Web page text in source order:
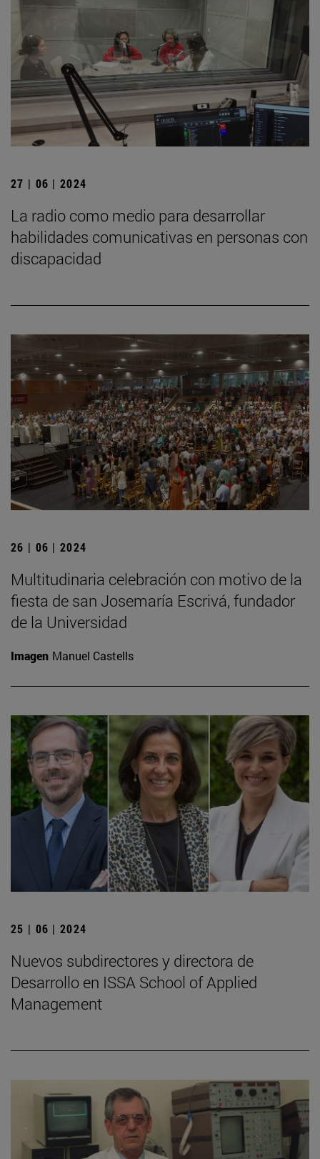
27 | 06 | 2024
La radio como medio para desarrollar
habilidades comunicativas en personas con
discapacidad
26 | 06 | 2024
Multitudinaria celebración con motivo de la
fiesta de san Josemaría Escrivá, fundador
de la Universidad
Imagen Manuel Castells
25 | 06 | 2024
Nuevos subdirectores y directora de
Desarrollo en ISSA School of Applied
Management